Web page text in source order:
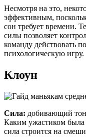
Несмотря на это,
эффективным,
сон требует времени.
силы позволяет
команду действовать
психологическую игру.
Клоун
Сила: добивающий
Каким ужастиком
сила строится на